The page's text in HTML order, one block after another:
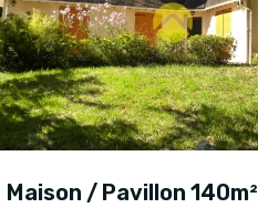
Maison / Pavillon 140m²